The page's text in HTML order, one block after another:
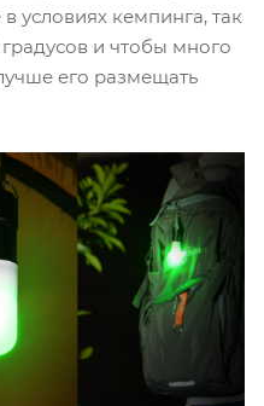
условиях кемпинга, так
градусов и чтобы много
его размещать